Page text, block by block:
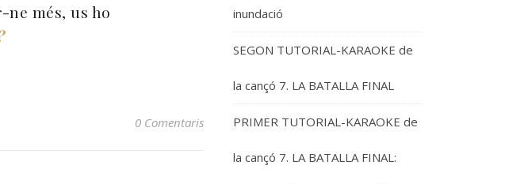
més, us ho
0 Comentaris
inundació
SEGON TUTORIAL-KARAOKE de
la cançó 7. LA BATALLA FINAL
PRIMER TUTORIAL-KARAOKE de
la cançó 7. LA BATALLA FINAL: